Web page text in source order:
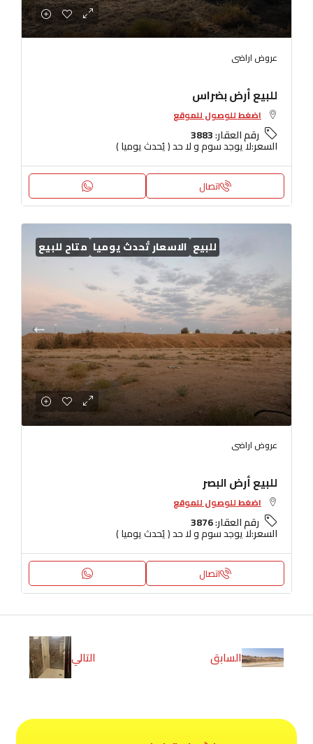
عروض اراضى
للبيع أرض بضراس
اضغط للوصول للموقع
رقم العقار:3883
السعر:لا يوجد سوم و لا حد ( يُحدث يوميا )
اتصال
للبيع الاسعار تُحدث يوميا متاح للبيع
عروض اراضى
للبيع أرض البصر
اضغط للوصول للموقع
رقم العقار:3876
السعر:لا يوجد سوم و لا حد ( يُحدث يوميا )
اتصال
السابق التالي